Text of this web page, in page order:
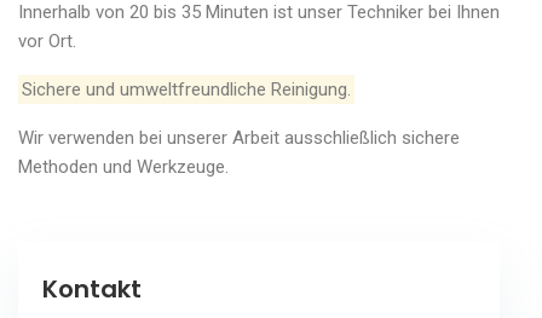
Innerhalb von 20 bis 35 Minuten ist unser Techniker bei Ihnen
vor Ort.
Sichere und umweltfreundliche Reinigung.
Wir verwenden bei unserer Arbeit ausschließlich sichere
Methoden und Werkzeuge.
Kontakt